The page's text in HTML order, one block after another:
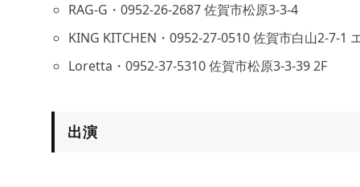
RAG-G・0952-26-2687 佐賀市松原3-3-4
KING KITCHEN・0952-27-0510 佐賀市白山2-7-1
Loretta・0952-37-5310 佐賀市松原3-3-39 2F
出演